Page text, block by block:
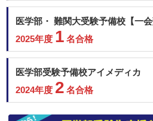
名古屋市立大学 学校推薦（
京都府立医科大学 学校推薦
大阪大学 推薦（学校型推薦
大阪公立大学 総合型選抜
大阪公立大学 学校推薦型選抜
神戸大学 総合型選抜
大学入学共通テストにおいて本学が指定す
い。 本学が指定する教科・科目の総合点，
原則として8割以上の者を最終合格者としま
【国際バカロレア選抜特別
＜科目詳細＞
第1次選考 出願時に提出された書類等によ
医学部・ 難関大受験予備校【一
2025年度 1 名合格
医学部受験予備校アイメディカ
2024年度 2 名合格